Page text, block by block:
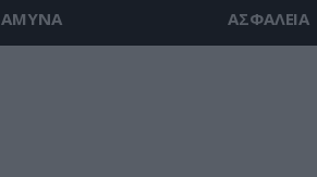
ΑΜΥΝΑ ΑΣΦΑΛΕΙΑ